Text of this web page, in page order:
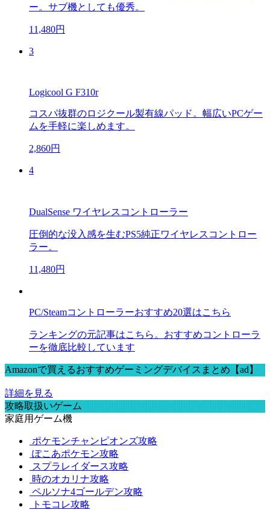
ー。サブ機としても優秀。
11,480円
3
Logicool G F310r
コスパ抜群のロジクール製有線パッド。幅広いPCゲー
ムを手軽に楽しめます。
2,860円
4
DualSense ワイヤレスコントローラー
圧倒的な没入感を生むPS5純正ワイヤレスコントロー
ラー。
11,480円
PC/Steamコントローラーおすすめ20選はこちら
ランキングの元記事はこちら。おすすめコントローラ
ーを徹底比較しています
Amazonで買えるおすすめゲーミングデバイスまとめ【ad】
詳細を見る
攻略取扱いゲーム
家庭用ゲーム機
ポケモンチャンピオンズ攻略
ぽこあポケモン攻略
スプラレイダース攻略
時のオカリナ攻略
ペルソナ4ゴールデン攻略
トモコレ攻略